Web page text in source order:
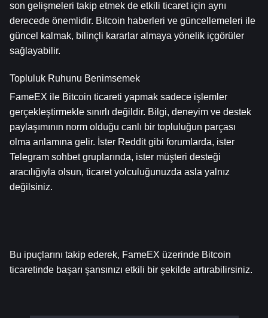
son gelişmeleri takip etmek de etkili ticaret için aynı
derecede önemlidir. Bitcoin haberleri ve güncellemeleri ile
güncel kalmak, bilinçli kararlar almaya yönelik içgörüler
sağlayabilir.
Topluluk Ruhunu Benimsemek
FameEX ile Bitcoin ticareti yapmak sadece işlemler
gerçekleştirmekle sınırlı değildir. Bilgi, deneyim ve destek
paylaşımının norm olduğu canlı bir topluluğun parçası
olma anlamına gelir. İster Reddit gibi forumlarda, ister
Telegram sohbet gruplarında, ister müşteri desteği
aracılığıyla olsun, ticaret yolculuğunuzda asla yalnız
değilsiniz.
Bu ipuçlarını takip ederek, FameEX üzerinde Bitcoin
ticaretinde başarı şansınızı etkili bir şekilde artırabilirsiniz.